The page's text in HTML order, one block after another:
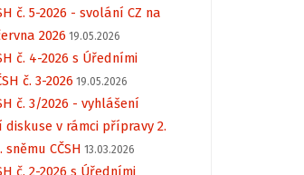
č. 5-2026 - svolání CZ na
2026 19.05.2026
č. 4-2026 s Úředními
č. 3-2026 19.05.2026
č. 3/2026 - vyhlášení
v rámci přípravy 2.
CČSH 13.03.2026
č. 2-2026 s Úředními